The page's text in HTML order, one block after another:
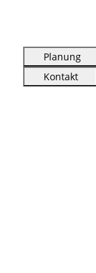
Planung
Kontakt